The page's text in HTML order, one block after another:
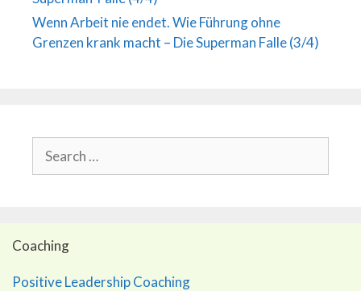
Wenn Arbeit nie endet. Wie Führung ohne
Grenzen krank macht – Die Superman Falle (3/4)
for:
Coaching
Positive Leadership Coaching